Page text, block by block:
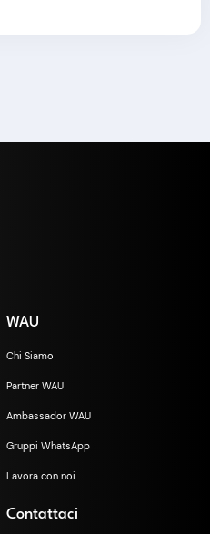
WAU
Chi Siamo
Partner WAU
Ambassador WAU
Gruppi WhatsApp
Lavora con noi
Contattaci